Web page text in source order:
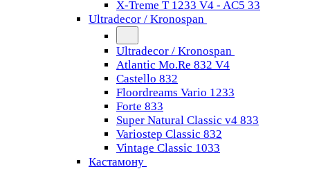
X-Treme T 1233 V4 - AC5 33
Ultradecor / Kronospan
Ultradecor / Kronospan
Atlantic Mo.Re 832 V4
Castello 832
Floordreams Vario 1233
Forte 833
Super Natural Classic v4 833
Variostep Classic 832
Vintage Classic 1033
Кастамону